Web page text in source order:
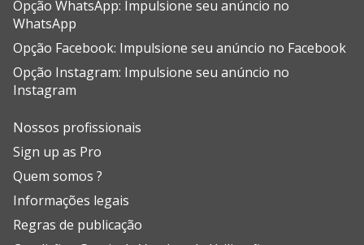
Opção WhatsApp: Impulsione seu anúncio no
WhatsApp
Opção Facebook: Impulsione seu anúncio no Facebook
Opção Instagram: Impulsione seu anúncio no
Instagram
Nossos profissionais
Sign up as Pro
Quem somos ?
Informações legais
Regras de publicação